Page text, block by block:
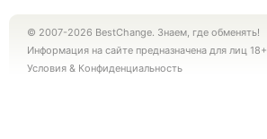
© 2007-2026 BestChange. Знаем, где обменять!
Информация на сайте предназначена для лиц 18+
Условия & Конфиденциальность